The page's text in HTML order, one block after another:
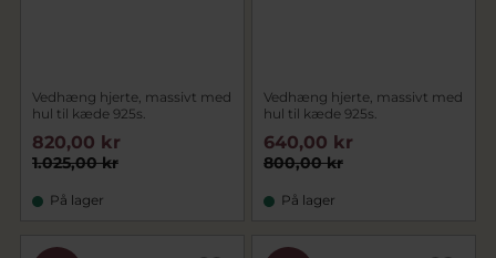
Vedhæng hjerte, massivt med
hul til kæde 925s.
1.025,00 kr
820,00 kr
På lager
Vedhæng hjerte, massivt med
hul til kæde 925s.
800,00 kr
640,00 kr
På lager